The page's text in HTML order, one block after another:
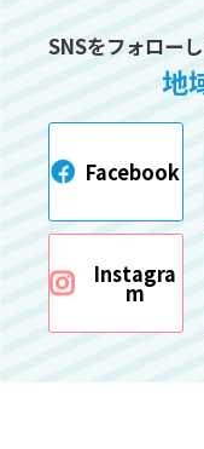
SNSをフォロー
地
Facebook
Instagra
m